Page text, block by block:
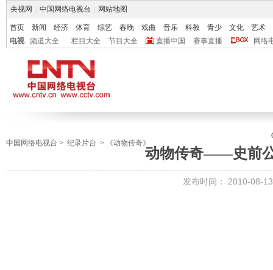
央视网 中国网络电视台 网站地图
首页 新闻 经济 体育 综艺 春晚 戏曲 音乐 科教 青少 文化
艺术
电视
频道大全 栏目大全 节目大全 直播中国 赛事直播 网络
中国网络电视台 > 纪录片台 > 《动物传奇》
动物传奇——史前
发布时间： 2010-08-